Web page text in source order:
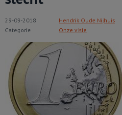
29-09-2018
Hendrik Oude Nijhuis
Categorie
Onze visie